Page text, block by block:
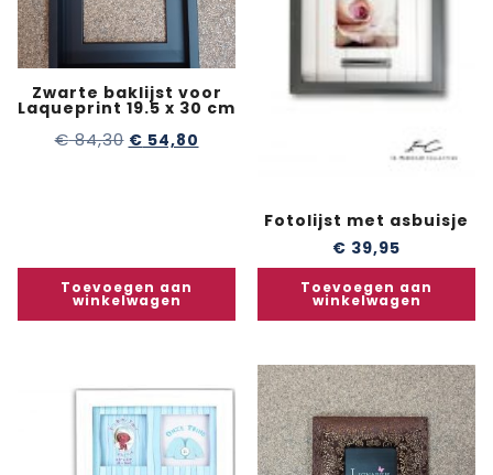
Zwarte baklijst voor
Laqueprint 19.5 x 30 cm
€84,30 € 54,80
Toevoegen aan
winkelwagen
Fotolijst met asbuisje
€ 39,95
Toevoegen aan
winkelwagen